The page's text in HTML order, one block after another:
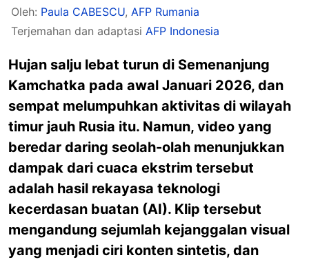
Oleh: Paula CABESCU, AFP Rumania
Terjemahan dan adaptasi AFP Indonesia
Hujan salju lebat turun di Semenanjung
Kamchatka pada awal Januari 2026, dan
sempat melumpuhkan aktivitas di wilayah
timur jauh Rusia itu. Namun, video yang
beredar daring seolah-olah menunjukkan
dampak dari cuaca ekstrim tersebut
adalah hasil rekayasa teknologi
kecerdasan buatan (AI). Klip tersebut
mengandung sejumlah kejanggalan visual
yang menjadi ciri konten sintetis, dan